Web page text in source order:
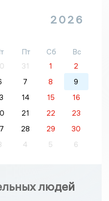
2026
Пт Сб
Вс
31 1
2
7 8
9
14 15
16
21 22
23
28 29
30
4 5 6
людей